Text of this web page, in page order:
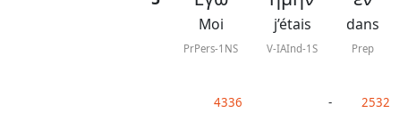
Moi
PrPers-1NS
j’étais
V-IAInd-1S
dans
Prep
4336 - 2532